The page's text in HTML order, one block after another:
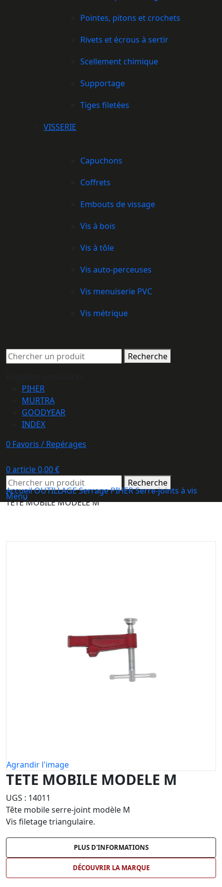
Pointes, pitons et crochets
Rivets et écrous à sertir
Scellement chimique
Supportage
Tiges filetées
VISSERIE
Capuchons
Coffrets
Embouts de vissage
Vis à bois
Vis à tôle
Vis auto-perceuses
Vis menuiserie PVC
Vis métrique
Recherche
PIHER
MURTRA
GOODYEAR
INDEX
0 Favoris / Repérages
0article0,00€
Recherche
Menu
AccueilOUTILLAGESerrage PIHERSerre-joints à vis
TETE MOBILE MODELE M
Agrandir l'image
TETE MOBILE MODELE M
UGS : 14011
Tête mobile serre-joint modèle M
Vis filetage triangulaire.
PLUS D'INFORMATIONS
DÉCOUVRIR LA MARQUE